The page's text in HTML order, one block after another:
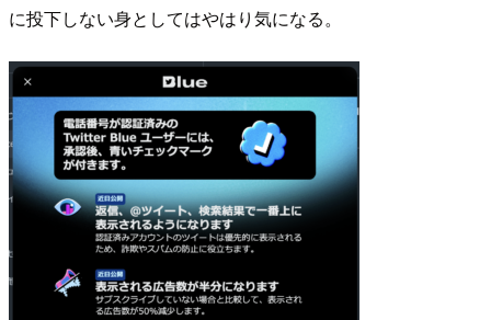
に投下しない身としてはやはり気になる。